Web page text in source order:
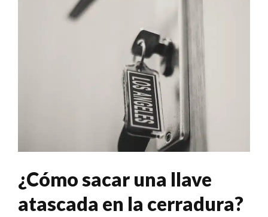
¿Cómo sacar una llave
atascada en la cerradura?